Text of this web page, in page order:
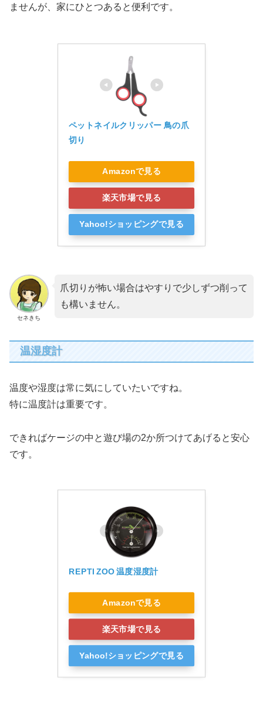
ませんが、家にひとつあると便利です。
ペットネイルクリッパー 鳥の爪
切り
Amazonで見る
楽天市場で見る
Yahoo!ショッピングで見る
セネきち
爪切りが怖い場合はやすりで少しずつ削って
も構いません。
温湿度計
温度や湿度は常に気にしていたいですね。
特に温度計は重要です。
できればケージの中と遊び場の2か所つけてあげると安心
です。
REPTI ZOO 温度湿度計
Amazonで見る
楽天市場で見る
Yahoo!ショッピングで見る